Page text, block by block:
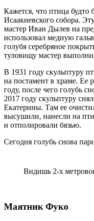
Кажется, что птица
Исаакиевского собора.
мастер Иван Дылев на
использовал медную
голубя серебряное
туловищу мастер
В 1931 году скульптуру
на постамент в храме. Ее
году, после чего голубь
2017 году скульптуру
Екатерины. Там ее
высушили, нанесли на
и отполировали бязью.
Сегодня голубь снова
Видишь 2-х
Маятник Фуко